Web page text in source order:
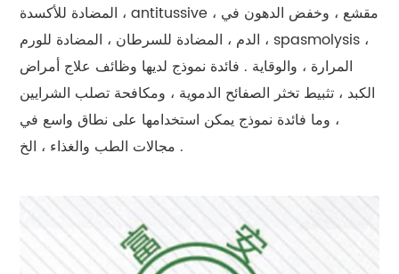
المضادة للأكسدة ، antitussive ، مقشع ، وخفض الدهون في
الدم ، المضادة للسرطان ، المضادة للورم ، spasmolysis ،
المرارة ، والوقاية . فائدة نموذج لديها وظائف علاج أمراض
الكبد ، تثبيط تخثر الصفائح الدموية ، ومكافحة تصلب الشرايين
، وما فائدة نموذج يمكن استخدامها على نطاق واسع في
مجالات الطب والغذاء ، الخ .